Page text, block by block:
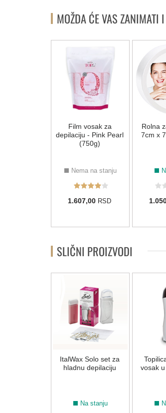
MOŽDA ĆE VAS ZANIMATI
Film vosak za
depilaciju - Pink Pearl
(750g)
Nema na stanju
1.607,00 RSD
Rolna
7cm x
SLIČNI PROIZVODI
ItalWax Solo set za
hladnu depilaciju
Na stanju
vosak